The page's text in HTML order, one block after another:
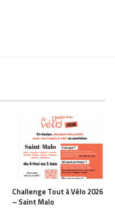
Challenge Tout à Vélo 2026
– Saint Malo